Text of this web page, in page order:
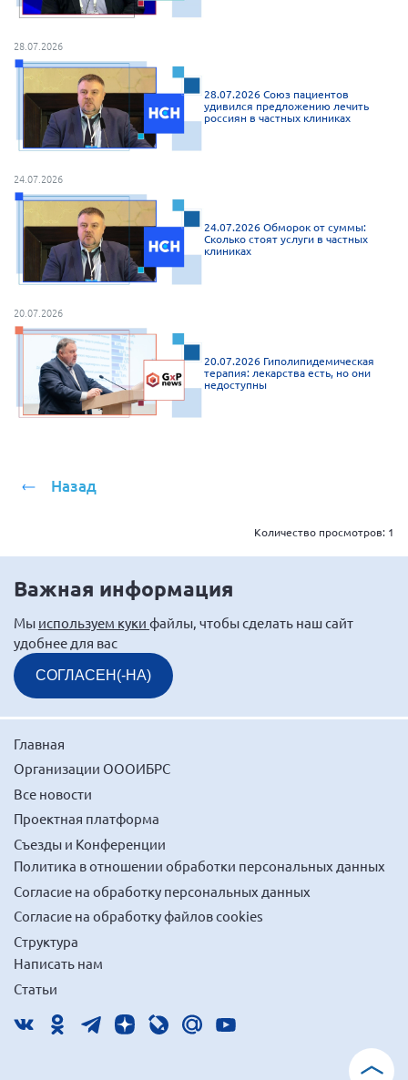
Смоленская область
Ставропольский край
Сахалинская область
Томская область
Тульская область
Челябинская область
Ярославская область
28.07.2026
28.07.2026 Союз пациентов
удивился предложению лечить
россиян в частных клиниках
24.07.2026
24.07.2026 Обморок от суммы:
Сколько стоят услуги в частных
клиниках
20.07.2026
20.07.2026 Гиполипидемическая
терапия: лекарства есть, но они
недоступны
Назад
Количество просмотров: 1
Важная информация
Мы используем куки файлы, чтобы сделать наш сайт
удобнее для вас
СОГЛАСЕН(-НА)
Главная
Организации ОООИБРС
Все новости
Проектная платформа
Съезды и Конференции
Политика в отношении обработки персональных данных
Согласие на обработку персональных данных
Согласие на обработку файлов cookies
Структура
Написать нам
Статьи